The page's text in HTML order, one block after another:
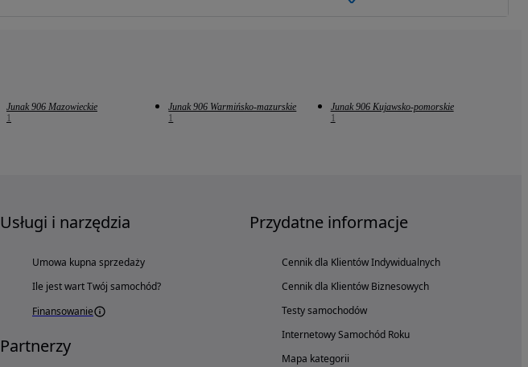
Junak 906 Mazowieckie
1
Junak 906 Warmińsko-mazurskie
1
Junak 906 Kujawsko-pomorskie
1
Usługi i narzędzia
Umowa kupna sprzedaży
Ile jest wart Twój samochód?
Finansowanie
Partnerzy
Przydatne informacje
Cennik dla Klientów Indywidualnych
Cennik dla Klientów Biznesowych
Testy samochodów
Internetowy Samochód Roku
Mapa kategorii